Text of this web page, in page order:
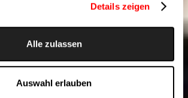
Details zeigen
Alle zulassen
Auswahl erlauben